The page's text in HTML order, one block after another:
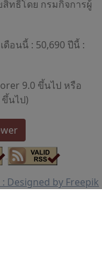
ทธิ์โดย กรมกิจการผู้
ดือนนี้ : 50,690 ปีนี้ :
9.0 ขึ้นไป หรือ
นไป)
Designed by Freepik